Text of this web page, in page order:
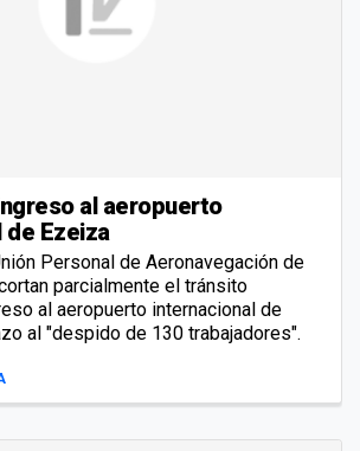
al aeropuerto
Ezeiza
Personal de Aeronavegación de
parcialmente el tránsito
al aeropuerto internacional de
al "despido de 130 trabajadores".